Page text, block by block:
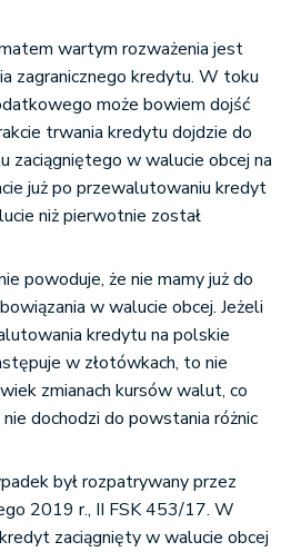
wartym rozważenia jest
zagranicznego kredytu. W toku
może bowiem dojść
trwania kredytu dojdzie do
zaciągniętego w walucie obcej na
już po przewalutowaniu kredyt
niż pierwotnie został
powoduje, że nie mamy już do
w walucie obcej. Jeżeli
kredytu na polskie
w złotówkach, to nie
zmianach kursów walut, co
dochodzi do powstania różnic
był rozpatrywany przez
2019 r., II FSK 453/17. W
zaciągnięty w walucie obcej